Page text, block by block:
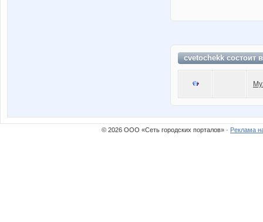
cvetochekk состоит
© 2026 ООО «Сеть городских порталов» · Реклама